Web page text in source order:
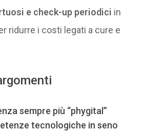
e check-up periodici in
ridurre i costi legati a cure e
sempre più “phygital”
tecnologiche in seno